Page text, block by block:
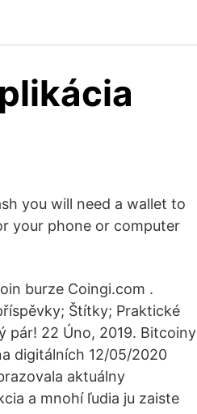
you will need a wallet to
your phone or computer
burze Coingi.com .
Štítky; Praktické
pár! 22 Úno, 2019. Bitcoiny
digitálních 12/05/2020
aktuálny
a mnohí ľudia ju zaiste